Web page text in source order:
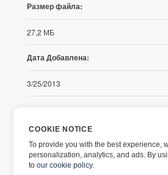
Размер файла:
27,2 МБ
Дата Добавлена:
3/25/2013
https://releases.aspose.com/cells/net/
ose-cells-for-net-7-4-2-release-notes/
COOKIE NOTICE
To provide you with the best experience,
personalization, analytics, and ads. By
toour cookie policy.